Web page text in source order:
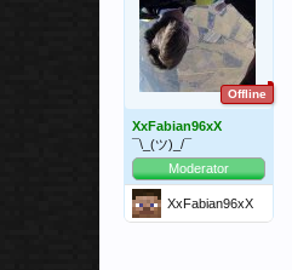
Offline
XxFabian96xX
¯\_(ツ)_/¯
Moderator
XxFabian96xX